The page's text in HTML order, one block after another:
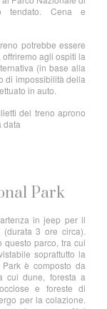
tendato. Cena e
potrebbe essere
agli ospiti la
(in base alla
di impossibilità della
in auto.
del treno aprono
data
Park
in jeep per il
3 ore circa).
questo parco, tra cui
soprattutto la
è composto da
cui dune, foresta a
e foreste di
per la colazione.